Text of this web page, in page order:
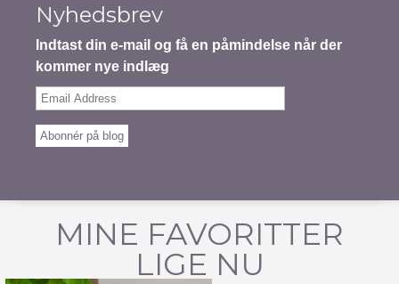
Nyhedsbrev
Indtast din e-mail og få en påmindelse når der
kommer nye indlæg
Email
Abonnér på blog
MINE FAVORITTER
LIGE NU